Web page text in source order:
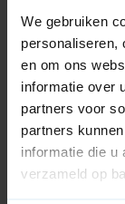
We gebruiken
personaliseren,
en om ons
informatie over
partners voor
partners
informatie die u
verzameld op
Wat is
Gamification
marketing-